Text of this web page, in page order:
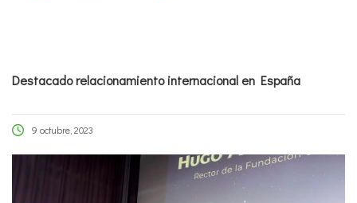
Destacado relacionamiento internacional en España
9 octubre, 2023